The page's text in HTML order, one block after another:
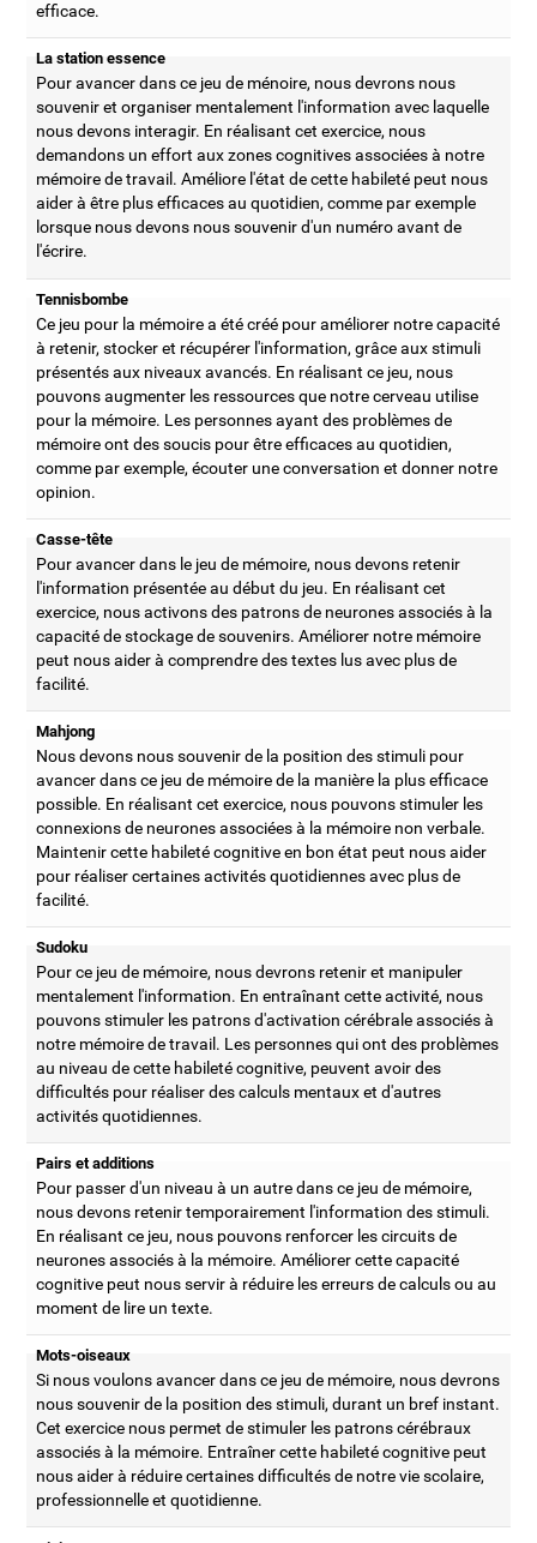
efficace.
La station essence
Pour avancer dans ce jeu de ménoire, nous devrons nous
souvenir et organiser mentalement l'information avec laquelle
nous devons interagir. En réalisant cet exercice, nous
demandons un effort aux zones cognitives associées à notre
mémoire de travail. Améliore l'état de cette habileté peut nous
aider à être plus efficaces au quotidien, comme par exemple
lorsque nous devons nous souvenir d'un numéro avant de
l'écrire.
Tennisbombe
Ce jeu pour la mémoire a été créé pour améliorer notre capacité
à retenir, stocker et récupérer l'information, grâce aux stimuli
présentés aux niveaux avancés. En réalisant ce jeu, nous
pouvons augmenter les ressources que notre cerveau utilise
pour la mémoire. Les personnes ayant des problèmes de
mémoire ont des soucis pour être efficaces au quotidien,
comme par exemple, écouter une conversation et donner notre
opinion.
Casse-tête
Pour avancer dans le jeu de mémoire, nous devons retenir
l'information présentée au début du jeu. En réalisant cet
exercice, nous activons des patrons de neurones associés à la
capacité de stockage de souvenirs. Améliorer notre mémoire
peut nous aider à comprendre des textes lus avec plus de
facilité.
Mahjong
Nous devons nous souvenir de la position des stimuli pour
avancer dans ce jeu de mémoire de la manière la plus efficace
possible. En réalisant cet exercice, nous pouvons stimuler les
connexions de neurones associées à la mémoire non verbale.
Maintenir cette habileté cognitive en bon état peut nous aider
pour réaliser certaines activités quotidiennes avec plus de
facilité.
Sudoku
Pour ce jeu de mémoire, nous devrons retenir et manipuler
mentalement l'information. En entraînant cette activité, nous
pouvons stimuler les patrons d'activation cérébrale associés à
notre mémoire de travail. Les personnes qui ont des problèmes
au niveau de cette habileté cognitive, peuvent avoir des
difficultés pour réaliser des calculs mentaux et d'autres
activités quotidiennes.
Pairs et additions
Pour passer d'un niveau à un autre dans ce jeu de mémoire,
nous devons retenir temporairement l'information des stimuli.
En réalisant ce jeu, nous pouvons renforcer les circuits de
neurones associés à la mémoire. Améliorer cette capacité
cognitive peut nous servir à réduire les erreurs de calculs ou au
moment de lire un texte.
Mots-oiseaux
Si nous voulons avancer dans ce jeu de mémoire, nous devrons
nous souvenir de la position des stimuli, durant un bref instant.
Cet exercice nous permet de stimuler les patrons cérébraux
associés à la mémoire. Entraîner cette habileté cognitive peut
nous aider à réduire certaines difficultés de notre vie scolaire,
professionnelle et quotidienne.